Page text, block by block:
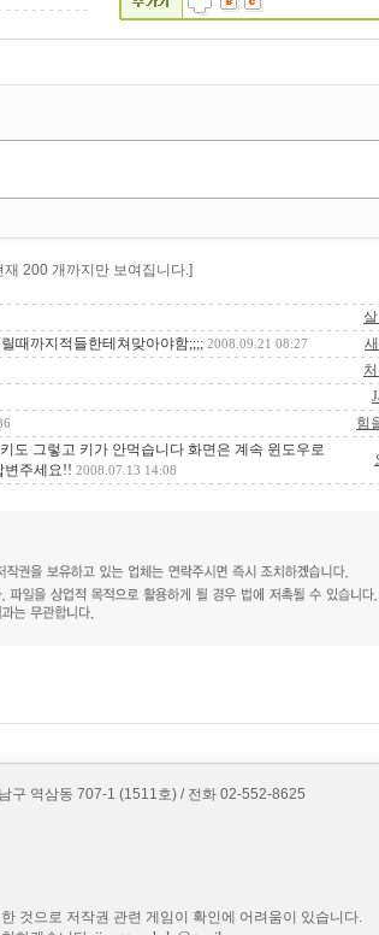
재 200 개까지만 보여집니다.]
때까지적들한테쳐맞아야함;;;; 2008.09.21 08:27
힘
도 그렇고 키가 안먹습니다 화면은 계속 윈도우로
변주세요!! 2008.07.13 14:08
구 역삼동 707-1 (1511호) / 전화 02-552-8625
것으로 저작권 관련 게임이 확인에 어려움이 있습니다.